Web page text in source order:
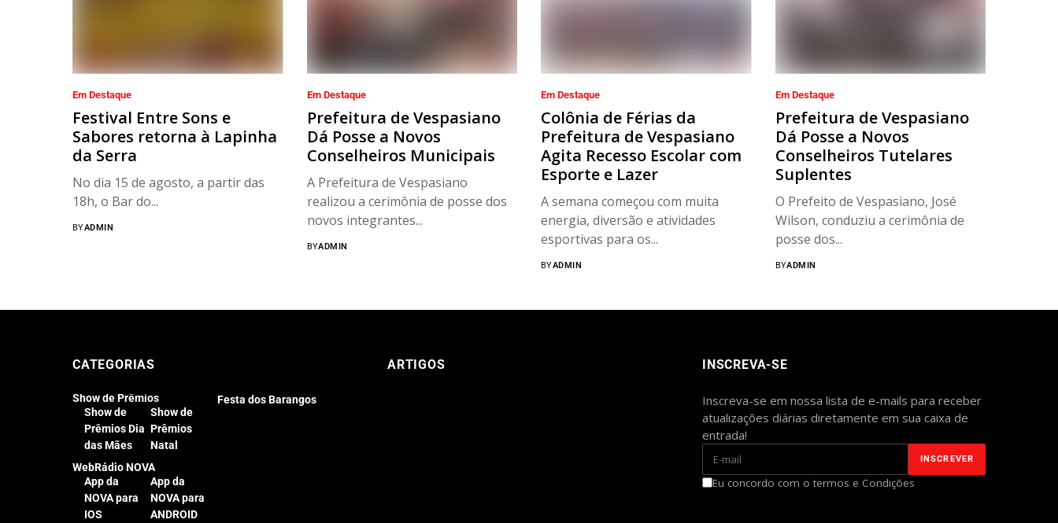
Em Destaque
Festival Entre Sons e
Sabores retorna à Lapinha
da Serra
No dia 15 de agosto, a partir das
18h, o Bar do...
BYADMIN
Em Destaque
Prefeitura de Vespasiano
Dá Posse a Novos
Conselheiros Municipais
A Prefeitura de Vespasiano
realizou a cerimônia de posse dos
novos integrantes...
BYADMIN
Em Destaque
Colônia de Férias da
Prefeitura de Vespasiano
Agita Recesso Escolar com
Esporte e Lazer
A semana começou com muita
energia, diversão e atividades
esportivas para os...
BYADMIN
Em Destaque
Prefeitura de Vespasiano
Dá Posse a Novos
Conselheiros Tutelares
Suplentes
O Prefeito de Vespasiano, José
Wilson, conduziu a cerimônia de
posse dos...
BYADMIN
CATEGORIAS
Show de Prêmios
Show de
Prêmios Dia
das Mães
Show de
Prêmios
Natal
Festa dos Barangos
WebRádio NOVA
App da
NOVA para
IOS
App da
NOVA para
ANDROID
ARTIGOS INSCREVA-SE
Inscreva-se em nossa lista de e-mails para receber
atualizações diárias diretamente em sua caixa de
entrada!
Eu concordo com o termos e Condições